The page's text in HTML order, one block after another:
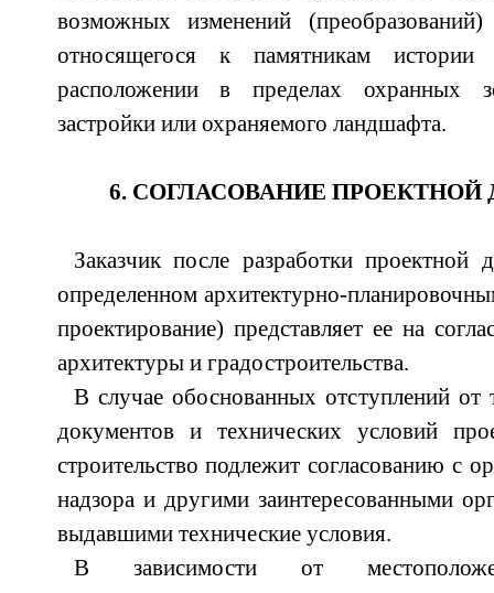
возможных изменений
относящегося к памятникам
расположении в пределах охранных
застройки или охраняемого ландшафта.
6. СОГЛАСОВАНИЕ
Заказчик после разработки проектной
определенном архитектурно-
проектирование) представляет ее на
архитектуры и градостроительства.
В случае обоснованных отступлений от
документов и технических условий
строительство подлежит согласованию с
надзора и другими заинтересованными
выдавшими технические условия.
В зависимости от